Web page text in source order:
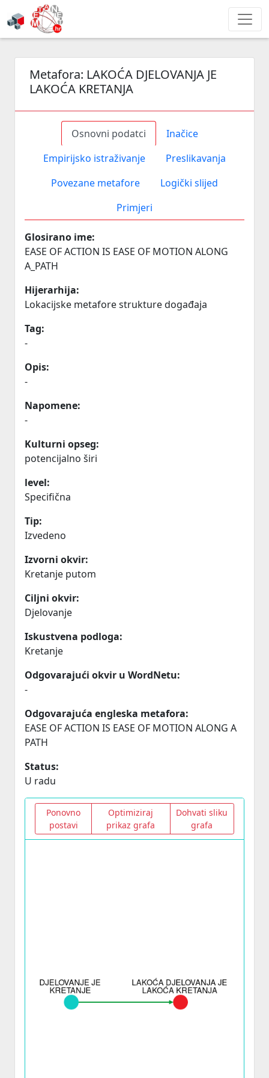
Metafora: LAKOĆA DJELOVANJA JE
LAKOĆA KRETANJA
Osnovni podatci
Inačice
Empirijsko istraživanje
Preslikavanja
Povezane metafore
Logički slijed
Primjeri
Glosirano ime:
EASE OF ACTION IS EASE OF MOTION ALONG
A_PATH
Hijerarhija:
Lokacijske metafore strukture događaja
Tag:
-
Opis:
-
Napomene:
-
Kulturni opseg:
potencijalno širi
level:
Specifična
Tip:
Izvedeno
Izvorni okvir:
Kretanje putom
Ciljni okvir:
Djelovanje
Iskustvena podloga:
Kretanje
Odgovarajući okvir u WordNetu:
-
Odgovarajuća engleska metafora:
EASE OF ACTION IS EASE OF MOTION ALONG A
PATH
Status:
U radu
Ponovno
postavi
Optimiziraj
prikaz grafa
Dohvati sliku
grafa